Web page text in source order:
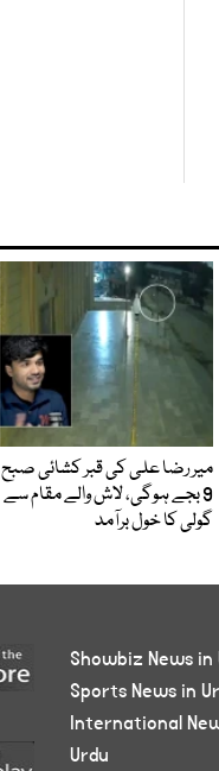
میر رضا علی کی قبر کشائی صبح
9 بجے ہوگی، لاش والے مقام سے
گولی کا خول برآمد
Showbiz News in
Sports News in
International
Urdu